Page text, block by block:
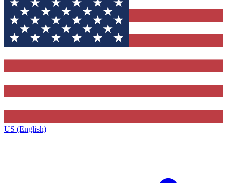
US (English)